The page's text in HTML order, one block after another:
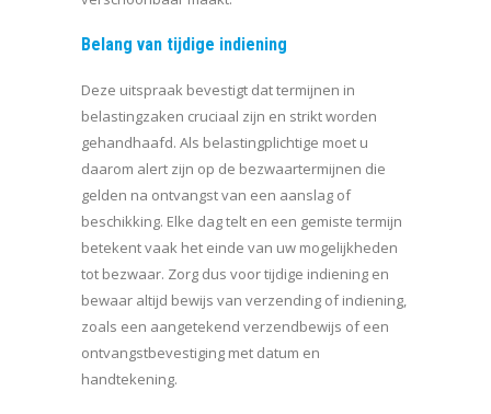
Belang van tijdige indiening
Deze uitspraak bevestigt dat termijnen in
belastingzaken cruciaal zijn en strikt worden
gehandhaafd. Als belastingplichtige moet u
daarom alert zijn op de bezwaartermijnen die
gelden na ontvangst van een aanslag of
beschikking. Elke dag telt en een gemiste termijn
betekent vaak het einde van uw mogelijkheden
tot bezwaar. Zorg dus voor tijdige indiening en
bewaar altijd bewijs van verzending of indiening,
zoals een aangetekend verzendbewijs of een
ontvangstbevestiging met datum en
handtekening.